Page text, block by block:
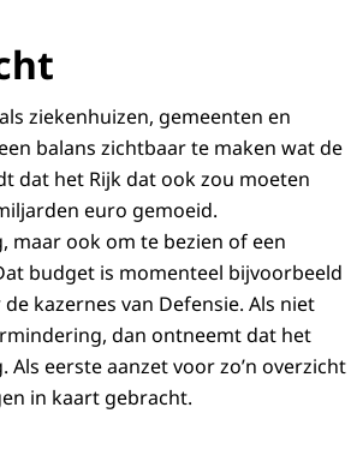
ziekenhuizen, gemeenten en
balans zichtbaar te maken wat de
dat het Rijk dat ook zou moeten
euro gemoeid.
maar ook om te bezien of een
budget is momenteel bijvoorbeeld
kazernes van Defensie. Als niet
dan ontneemt dat het
eerste aanzet voor zo’n overzicht
in kaart gebracht.